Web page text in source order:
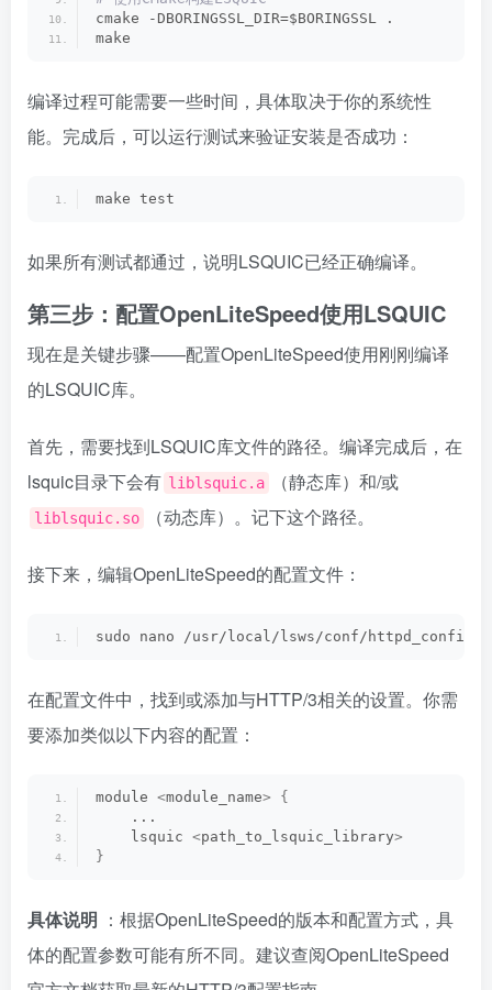
cmake -DBORINGSSL_DIR=$BORINGSSL .
make
编译过程可能需要一些时间，具体取决于你的系统性
能。完成后，可以运行测试来验证安装是否成功：
make test
如果所有测试都通过，说明LSQUIC已经正确编译。
第三步：配置OpenLiteSpeed使用LSQUIC
现在是关键步骤——配置OpenLiteSpeed使用刚刚编译
的LSQUIC库。
首先，需要找到LSQUIC库文件的路径。编译完成后，在
lsquic目录下会有 liblsquic.a （静态库）和/或
liblsquic.so （动态库）。记下这个路径。
接下来，编辑OpenLiteSpeed的配置文件：
sudo nano /usr/local/lsws/conf/httpd_config.
在配置文件中，找到或添加与HTTP/3相关的设置。你需
要添加类似以下内容的配置：
module <module_name>
{
    ...
    lsquic
<path_to_lsquic_library>
}
具体说明 ：根据OpenLiteSpeed的版本和配置方式，具
体的配置参数可能有所不同。建议查阅OpenLiteSpeed